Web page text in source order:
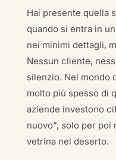
Hai presente quella
quando si entra in
nei minimi dettagli,
Nessun cliente,
silenzio. Nel mondo
molto più spesso di
aziende investono
nuovo”, solo per
vetrina nel deserto.